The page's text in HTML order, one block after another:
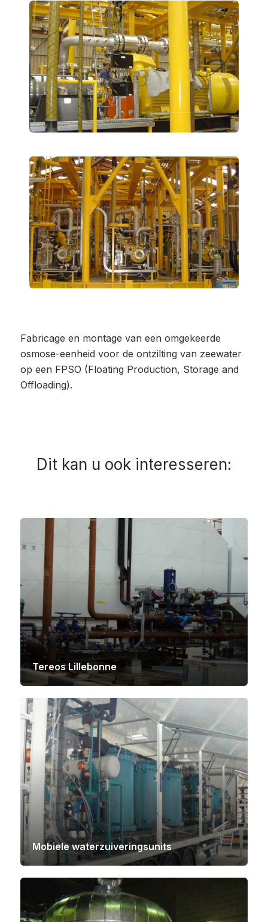
Fabricage en montage van een omgekeerde
osmose-eenheid voor de ontzilting van zeewater
op een FPSO (Floating Production, Storage and
Offloading).
Dit kan u ook interesseren:
Tereos Lillebonne
Mobiele waterzuiveringsunits